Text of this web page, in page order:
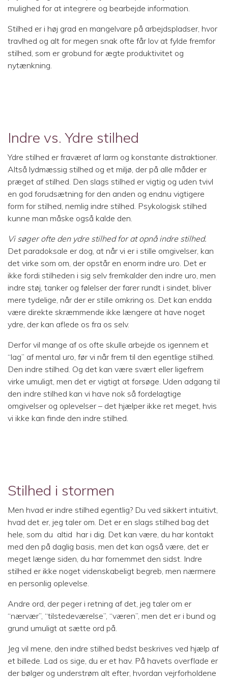
mulighed for at integrere og bearbejde information.
Stilhed er i høj grad en mangelvare på arbejdspladser, hvor
travlhed og alt for megen snak ofte får lov at fylde fremfor
stilhed, som er grobund for ægte produktivitet og
nytænkning.
Indre vs. Ydre stilhed
Ydre stilhed er fraværet af larm og konstante distraktioner.
Altså lydmæssig stilhed og et miljø, der på alle måder er
præget af stilhed. Den slags stilhed er vigtig og uden tvivl
en god forudsætning for den anden og endnu vigtigere
form for stilhed, nemlig indre stilhed. Psykologisk stilhed
kunne man måske også kalde den.
Vi søger ofte den ydre stilhed for at opnå indre stilhed.
Det paradoksale er dog, at når vi er i stille omgivelser, kan
det virke som om, der opstår en enorm indre uro. Det er
ikke fordi stilheden i sig selv fremkalder den indre uro, men
indre støj, tanker og følelser der farer rundt i sindet, bliver
mere tydelige, når der er stille omkring os. Det kan endda
være direkte skræmmende ikke længere at have noget
ydre, der kan aflede os fra os selv.
Derfor vil mange af os ofte skulle arbejde os igennem et
“lag” af mental uro, før vi når frem til den egentlige stilhed.
Den indre stilhed. Og det kan være svært eller ligefrem
virke umuligt, men det er vigtigt at forsøge. Uden adgang til
den indre stilhed kan vi have nok så fordelagtige
omgivelser og oplevelser – det hjælper ikke ret meget, hvis
vi ikke kan finde den indre stilhed.
Stilhed i stormen
Men hvad er indre stilhed egentlig? Du ved sikkert intuitivt,
hvad det er, jeg taler om. Det er en slags stilhed bag det
hele, som du altid har i dig. Det kan være, du har kontakt
med den på daglig basis, men det kan også være, det er
meget længe siden, du har fornemmet den sidst. Indre
stilhed er ikke noget videnskabeligt begreb, men nærmere
en personlig oplevelse.
Andre ord, der peger i retning af det, jeg taler om er
“nærvær”, “tilstedeværelse”, “væren”, men det er i bund og
grund umuligt at sætte ord på.
Jeg vil mene, den indre stilhed bedst beskrives ved hjælp af
et billede. Lad os sige, du er et hav. På havets overflade er
der bølger og understrøm alt efter, hvordan vejrforholdene